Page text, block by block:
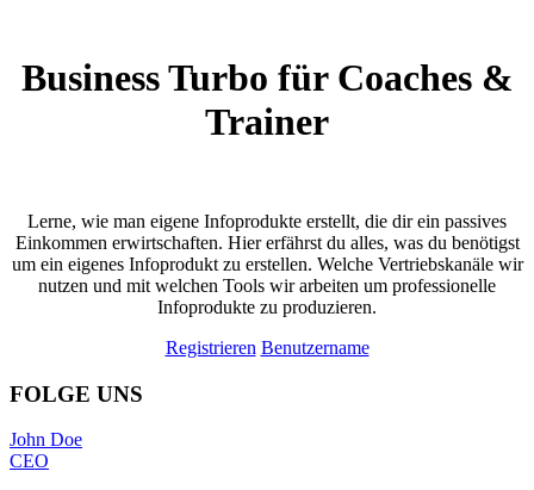
Business Turbo für Coaches &
Trainer
Lerne, wie man eigene Infoprodukte erstellt, die dir ein passives
Einkommen erwirtschaften. Hier erfährst du alles, was du benötigst
um ein eigenes Infoprodukt zu erstellen. Welche Vertriebskanäle wir
nutzen und mit welchen Tools wir arbeiten um professionelle
Infoprodukte zu produzieren.
Registrieren Benutzername
FOLGE UNS
John Doe
CEO